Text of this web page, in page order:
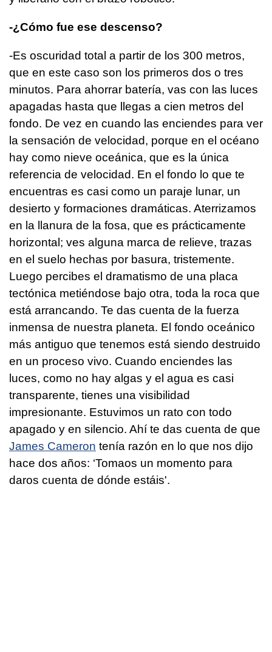
-¿Cómo fue ese descenso?
-Es oscuridad total a partir de los 300 metros,
que en este caso son los primeros dos o tres
minutos. Para ahorrar batería, vas con las luces
apagadas hasta que llegas a cien metros del
fondo. De vez en cuando las enciendes para ver
la sensación de velocidad, porque en el océano
hay como nieve oceánica, que es la única
referencia de velocidad. En el fondo lo que te
encuentras es casi como un paraje lunar, un
desierto y formaciones dramáticas. Aterrizamos
en la llanura de la fosa, que es prácticamente
horizontal; ves alguna marca de relieve, trazas
en el suelo hechas por basura, tristemente.
Luego percibes el dramatismo de una placa
tectónica metiéndose bajo otra, toda la roca que
está arrancando. Te das cuenta de la fuerza
inmensa de nuestra planeta. El fondo oceánico
más antiguo que tenemos está siendo destruido
en un proceso vivo. Cuando enciendes las
luces, como no hay algas y el agua es casi
transparente, tienes una visibilidad
impresionante. Estuvimos un rato con todo
apagado y en silencio. Ahí te das cuenta de que
James Cameron tenía razón en lo que nos dijo
hace dos años: ‘Tomaos un momento para
daros cuenta de dónde estáis'.